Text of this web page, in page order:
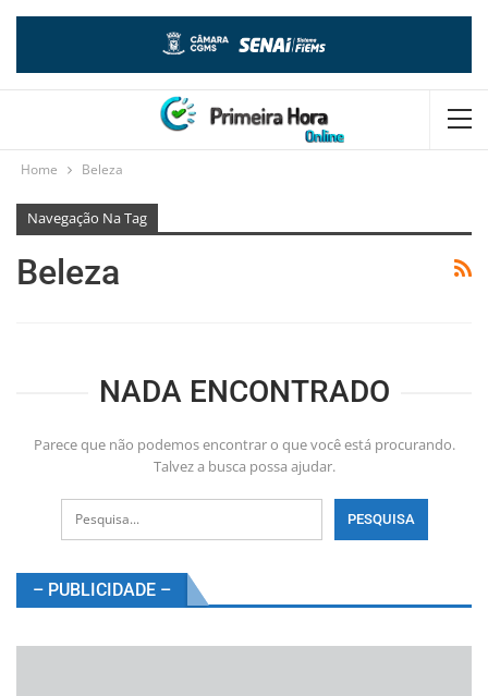
Home Beleza
Navegação Na Tag
Beleza
NADA ENCONTRADO
Parece que não podemos encontrar o que você está procurando.
Talvez a busca possa ajudar.
– PUBLICIDADE –